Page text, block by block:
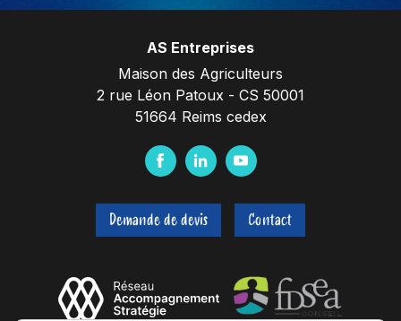
AS Entreprises
Maison des Agriculteurs
2 rue Léon Patoux - CS 50001
51664 Reims cedex
F
c
e
o
L
n
k
I
Y
u
t
b
e
Demande de devis Contact